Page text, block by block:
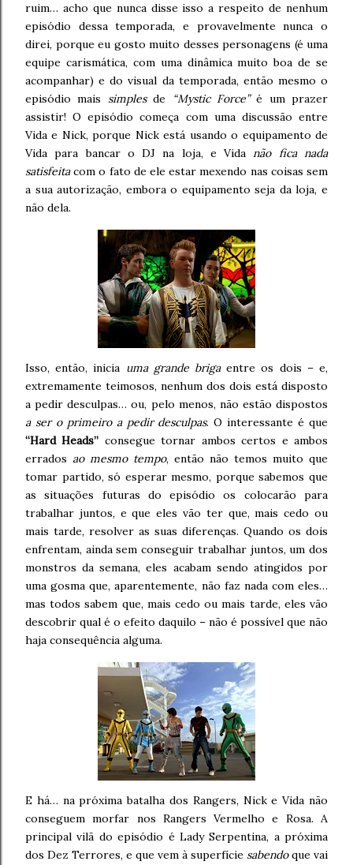
ruim… acho que nunca disse isso a respeito de nenhum
episódio dessa temporada, e provavelmente nunca o
direi, porque eu gosto muito desses personagens (é uma
equipe carismática, com uma dinâmica muito boa de se
acompanhar) e do visual da temporada, então mesmo o
episódio mais simplesde “Mystic Force”é um prazer
assistir! O episódio começa com uma discussão entre
Vida e Nick, porque Nick está usando o equipamento de
Vida para bancar o DJ na loja, e Vidanão fica nada
satisfeitacom o fato de ele estar mexendo nas coisas sem
a sua autorização, embora o equipamento seja da loja, e
não dela.
Isso, então, inicia uma grande brigaentre os dois – e,
extremamente teimosos, nenhum dos dois está disposto
a pedir desculpas… ou, pelo menos, não estão dispostos
a ser o primeiro a pedir desculpas. O interessante é que
“Hard Heads” consegue tornar ambos certos e ambos
errados ao mesmo tempo, então não temos muito que
tomar partido, só esperar mesmo, porque sabemos que
as situações futuras do episódio os colocarão para
trabalhar juntos, e que eles vão ter que, mais cedo ou
mais tarde, resolver as suas diferenças. Quando os dois
enfrentam, ainda sem conseguir trabalhar juntos, um dos
monstros da semana, eles acabam sendo atingidos por
uma gosma que, aparentemente, não faz nada com eles…
mas todos sabem que, mais cedo ou mais tarde, eles vão
descobrir qual é o efeito daquilo – não é possível que não
haja consequência alguma.
E há… na próxima batalha dos Rangers, Nick e Vida não
conseguem morfar nos Rangers Vermelho e Rosa. A
principal vilã do episódio é Lady Serpentina, a próxima
dos Dez Terrores, e que vem à superfície sabendoque vai